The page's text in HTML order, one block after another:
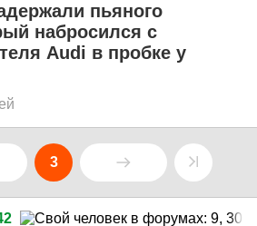
пьяного
набросился с
Audi в пробке у
3